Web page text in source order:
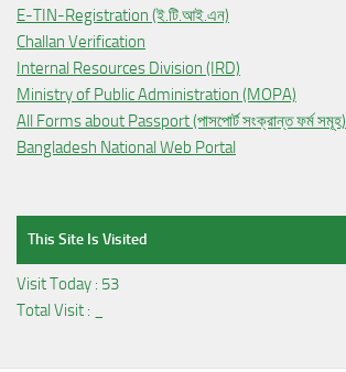
E-TIN-Registration (ই.টি.আই.এন)
Challan Verification
Internal Resources Division (IRD)
Ministry of Public Administration (MOPA)
All Forms about Passport (পাসপোর্ট সংক্রান্ত ফর্ম সমূহ)
Bangladesh National Web Portal
This Site Is Visited
Visit Today : 53
Total Visit :